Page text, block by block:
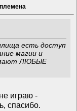
есть доступ
магии и
ЛЮБЫЕ
играю -
спасибо.